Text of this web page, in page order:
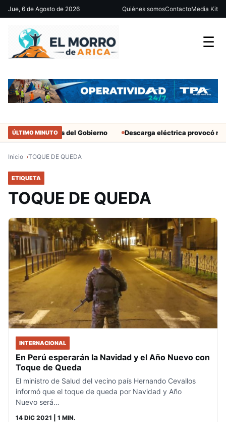
Jue, 6 de Agosto de 2026 Quiénes somosContactoMedia Kit
☰
ÚLTIMO MINUTO
solo a militantes del Gobierno Descarga eléctrica provocó
Inicio TOQUE DE QUEDA
ETIQUETA
TOQUE DE QUEDA
INTERNACIONAL
En Perú esperarán la Navidad y el Año Nuevo con
Toque de Queda
El ministro de Salud del vecino país Hernando Cevallos
informó que el toque de queda por Navidad y Año
Nuevo será…
14 DIC 2021 | 1 MIN.